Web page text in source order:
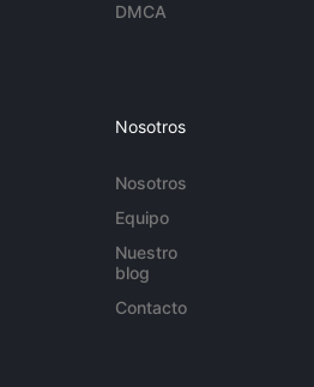
DMCA
Nosotros
Nosotros
Equipo
Nuestro
blog
Contacto